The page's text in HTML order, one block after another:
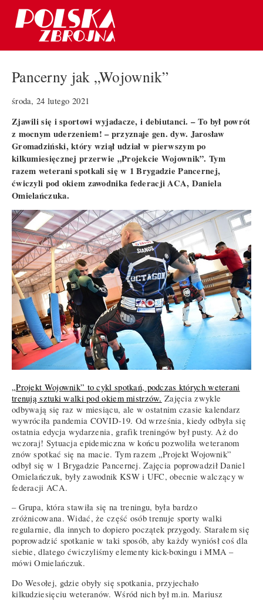
Pancerny jak „Wojownik”
środa, 24 lutego 2021
Zjawili się i sportowi wyjadacze, i debiutanci. – To był powrót
z mocnym uderzeniem! – przyznaje gen. dyw. Jarosław
Gromadziński, który wziął udział w pierwszym po
kilkumiesięcznej przerwie „Projekcie Wojownik”. Tym
razem weterani spotkali się w 1 Brygadzie Pancernej,
ćwiczyli pod okiem zawodnika federacji ACA, Daniela
Omielańczuka.
„Projekt Wojownik” to cykl spotkań, podczas których weterani
trenują sztuki walki pod okiem mistrzów. Zajęcia zwykle
odbywają się raz w miesiącu, ale w ostatnim czasie kalendarz
wywróciła pandemia COVID-19. Od września, kiedy odbyła się
ostatnia edycja wydarzenia, grafik treningów był pusty. Aż do
wczoraj! Sytuacja epidemiczna w końcu pozwoliła weteranom
znów spotkać się na macie. Tym razem „Projekt Wojownik”
odbył się w 1 Brygadzie Pancernej. Zajęcia poprowadził Daniel
Omielańczuk, były zawodnik KSW i UFC, obecnie walczący w
federacji ACA.
– Grupa, która stawiła się na treningu, była bardzo
zróżnicowana. Widać, że część osób trenuje sporty walki
regularnie, dla innych to dopiero początek przygody. Starałem się
poprowadzić spotkanie w taki sposób, aby każdy wyniósł coś dla
siebie, dlatego ćwiczyliśmy elementy kick-boxingu i MMA –
mówi Omielańczuk.
Do Wesołej, gdzie obyły się spotkania, przyjechało
kilkudziesięciu weteranów. Wśród nich był m.in. Mariusz